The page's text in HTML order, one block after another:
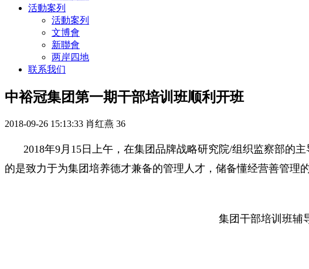
活動案列
活動案列
文博會
新聯會
两岸四地
联系我们
中裕冠集团第一期干部培训班顺利开班
2018-09-26 15:13:33 肖红燕 36
2018年9月15日上午，在集团品牌战略研究院/组织监察部的
的是致力于为集团培养德才兼备的管理人才，储备懂经营善管理的
集团干部培训班辅